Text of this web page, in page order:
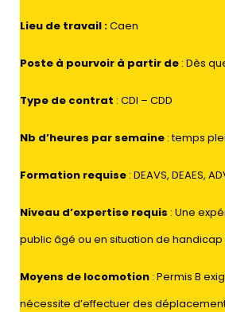
Lieu de travail :Caen
Poste à pourvoir à partir de : Dès
Type de contrat : CDI – CDD
Nb d’heures par semaine : temps
Formation requise : DEAVS, DEAES,
Niveau d’expertise requis : Une
public âgé ou en situation de handicap
Moyens de locomotion : Permis B
nécessite d’effectuer des